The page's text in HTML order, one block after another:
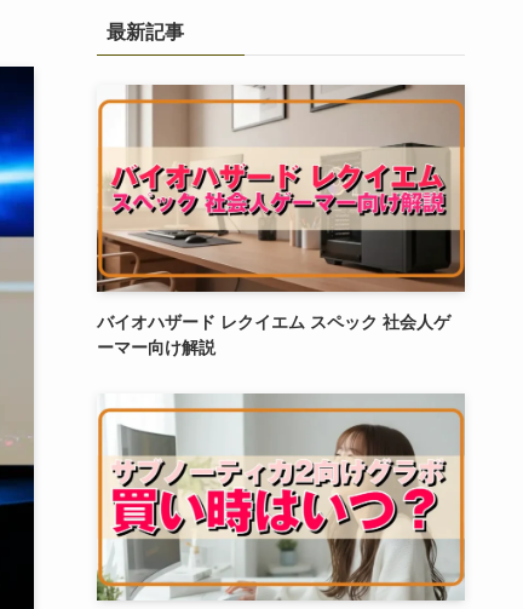
最新記事
バイオハザード レクイエム スペック 社会人ゲ
ーマー向け解説